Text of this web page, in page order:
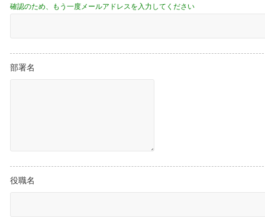
部署名
役職名